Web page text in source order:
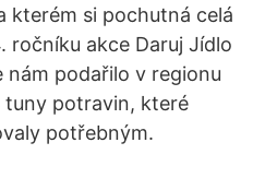
kterém si pochutná celá
ročníku akce Daruj Jídlo
nám podařilo v regionu
potravin, které
potřebným.